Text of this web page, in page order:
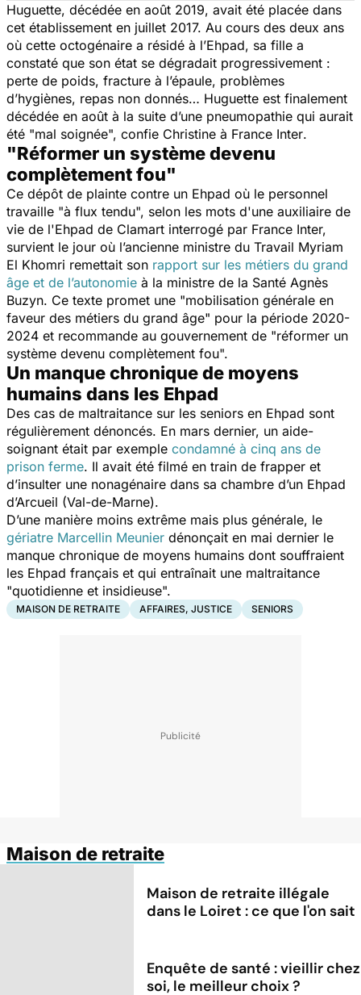
Huguette, décédée en août 2019, avait été placée dans
cet établissement en juillet 2017. Au cours des deux ans
où cette octogénaire a résidé à l’Ehpad, sa fille a
constaté que son état se dégradait progressivement :
perte de poids, fracture à l’épaule, problèmes
d’hygiènes, repas non donnés… Huguette est finalement
décédée en août à la suite d’une pneumopathie qui aurait
été "mal soignée", confie Christine à France Inter.
"Réformer un système devenu
complètement fou"
Ce dépôt de plainte contre un Ehpad où le personnel
travaille "à flux tendu", selon les mots d'une auxiliaire de
vie de l'Ehpad de Clamart interrogé par France Inter,
survient le jour où l’ancienne ministre du Travail Myriam
El Khomri remettait son rapport sur les métiers du grand
âge et de l’autonomie à la ministre de la Santé Agnès
Buzyn. Ce texte promet une "mobilisation générale en
faveur des métiers du grand âge" pour la période 2020-
2024 et recommande au gouvernement de "réformer un
système devenu complètement fou".
Un manque chronique de moyens
humains dans les Ehpad
Des cas de maltraitance sur les seniors en Ehpad sont
régulièrement dénoncés. En mars dernier, un aide-
soignant était par exemple condamné à cinq ans de
prison ferme. Il avait été filmé en train de frapper et
d’insulter une nonagénaire dans sa chambre d’un Ehpad
d’Arcueil (Val-de-Marne).
D’une manière moins extrême mais plus générale, le
gériatre Marcellin Meunier dénonçait en mai dernier le
manque chronique de moyens humains dont souffraient
les Ehpad français et qui entraînait une maltraitance
"quotidienne et insidieuse".
MAISON DE RETRAITE AFFAIRES, JUSTICE SENIORS
Maison de retraite
Maison de retraite illégale
dans le Loiret : ce que l'on sait
Enquête de santé : vieillir chez
soi, le meilleur choix ?